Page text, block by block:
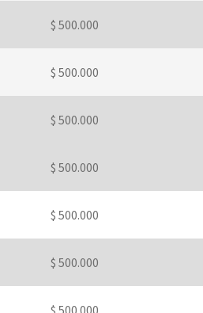
$ 500.000
$ 500.000
$ 500.000
$ 500.000
$ 500.000
$ 500.000
$ 500.000